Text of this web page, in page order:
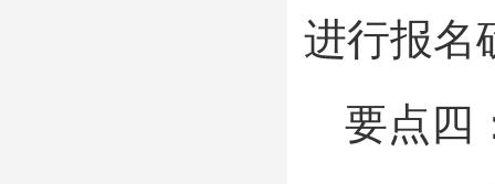
进行报名
要点